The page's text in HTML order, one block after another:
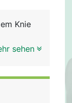
Knie
bei
sehen